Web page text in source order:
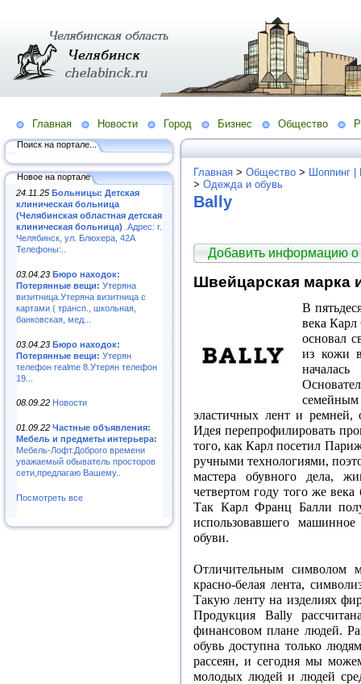
Главная Новости Город Бизнес Общество
Поиск на портале...
Новое на портале
24.11.25 Больницы: Детская
клиническая больница
(Челябинская областная детская
клиническая больница) .Адрес: г.
Челябинск, ул. Блюхера, 42А
Телефоны:..
03.04.23 Бюро находок:
Потерянные вещи: Утеряна
визитница.Утеряна визитница с
картами ( трансп., школьная,
банковская, мед...
03.04.23 Бюро находок:
Потерянные вещи: Утерян
телефон realme 8.Утерян телефон
19...
08.09.22 Новости
01.09.22 Частные объявления:
Мебель и предметы интерьера:
Мебель-Лофт.Доброго времени
уважаемый обыватель просторов
сети,предлагаю Вашему..
Посмотреть все
Главная > Общество > Шоппинг |
> Одежда и обувь
Bally
Добавить информацию о
Швейцарская марка
В
века
основал
из кожи
эластичных лент и ремней,
Идея перепрофилировать
того, как Карл посетил
ручными технологиями,
мастера обувного дела,
четвертом году того же
Так Карл Франц Балли
использовавшего
обуви.
Отличительным символом
красно-белая лента,
Такую ленту на изделиях
Продукция Bally
финансовом плане людей.
обувь доступна только
рассеян, и сегодня мы
молодых людей и людей